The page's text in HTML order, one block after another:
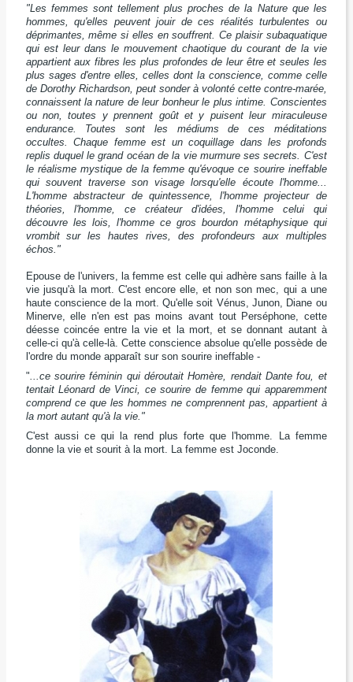
"Les femmes sont tellement plus proches de la Nature que les
hommes, qu'elles peuvent jouir de ces réalités turbulentes ou
déprimantes, même si elles en souffrent. Ce plaisir subaquatique
qui est leur dans le mouvement chaotique du courant de la vie
appartient aux fibres les plus profondes de leur être et seules les
plus sages d'entre elles, celles dont la conscience, comme celle
de Dorothy Richardson, peut sonder à volonté cette contre-marée,
connaissent la nature de leur bonheur le plus intime. Conscientes
ou non, toutes y prennent goût et y puisent leur miraculeuse
endurance. Toutes sont les médiums de ces méditations
occultes. Chaque femme est un coquillage dans les profonds
replis duquel le grand océan de la vie murmure ses secrets. C'est
le réalisme mystique de la femme qu'évoque ce sourire ineffable
qui souvent traverse son visage lorsqu'elle écoute l'homme...
L'homme abstracteur de quintessence, l'homme projecteur de
théories, l'homme, ce créateur d'idées, l'homme celui qui
découvre les lois, l'homme ce gros bourdon métaphysique qui
vrombit sur les hautes rives, des profondeurs aux multiples
échos."
Epouse de l'univers, la femme est celle qui adhère sans faille à la
vie jusqu'à la mort. C'est encore elle, et non son mec, qui a une
haute conscience de la mort. Qu'elle soit Vénus, Junon, Diane ou
Minerve, elle n'en est pas moins avant tout Perséphone, cette
déesse coincée entre la vie et la mort, et se donnant autant à
celle-ci qu'à celle-là. Cette conscience absolue qu'elle possède de
l'ordre du monde apparaît sur son sourire ineffable -
"...ce sourire féminin qui déroutait Homère, rendait Dante fou, et
tentait Léonard de Vinci, ce sourire de femme qui apparemment
comprend ce que les hommes ne comprennent pas, appartient à
la mort autant qu'à la vie."
C'est aussi ce qui la rend plus forte que l'homme. La femme
donne la vie et sourit à la mort. La femme est Joconde.